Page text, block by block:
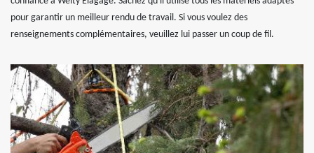
pour garantir un meilleur rendu de travail. Si vous voulez des
renseignements complémentaires, veuillez lui passer un coup de fil.